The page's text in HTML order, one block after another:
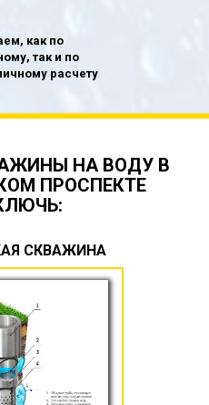
как по
так и по
расчету
НА ВОДУ В
ПРОСПЕКТЕ
СКВАЖИНА